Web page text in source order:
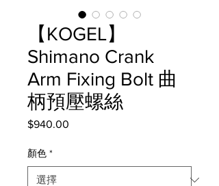
【KOGEL】
Shimano Crank
Arm Fixing Bolt 曲
柄預壓螺絲
$940.00
顏色 *